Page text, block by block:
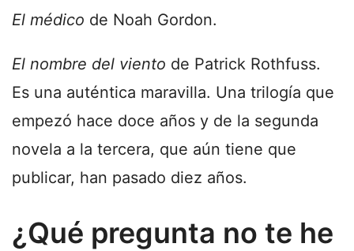
El médico de Noah Gordon.
El nombre del viento de Patrick Rothfuss.
Es una auténtica maravilla. Una trilogía que
empezó hace doce años y de la segunda
novela a la tercera, que aún tiene que
publicar, han pasado diez años.
¿Qué pregunta no te he